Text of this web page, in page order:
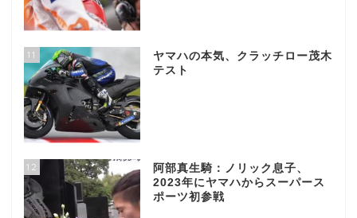
11
ヤマハの本気、クラッチロー茂木
テスト
12
阿部真生騎：ノリック息子、
2023年にヤマハからスーパース
ポーツ初参戦